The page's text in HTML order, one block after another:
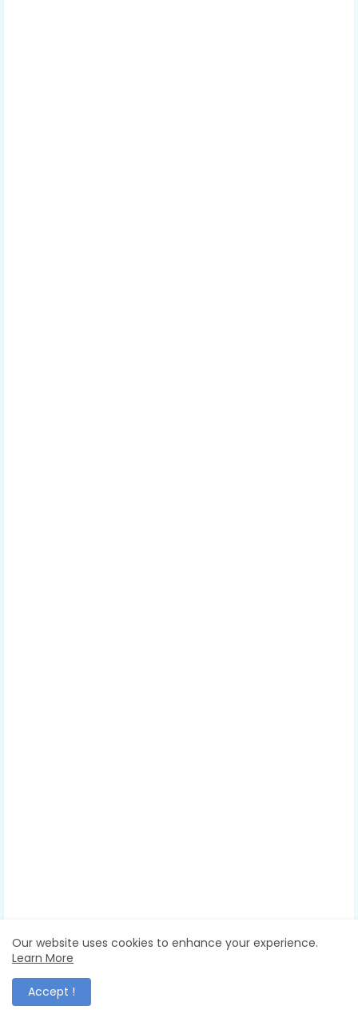
Our website uses cookies to enhance your experience.
Learn More
Accept !